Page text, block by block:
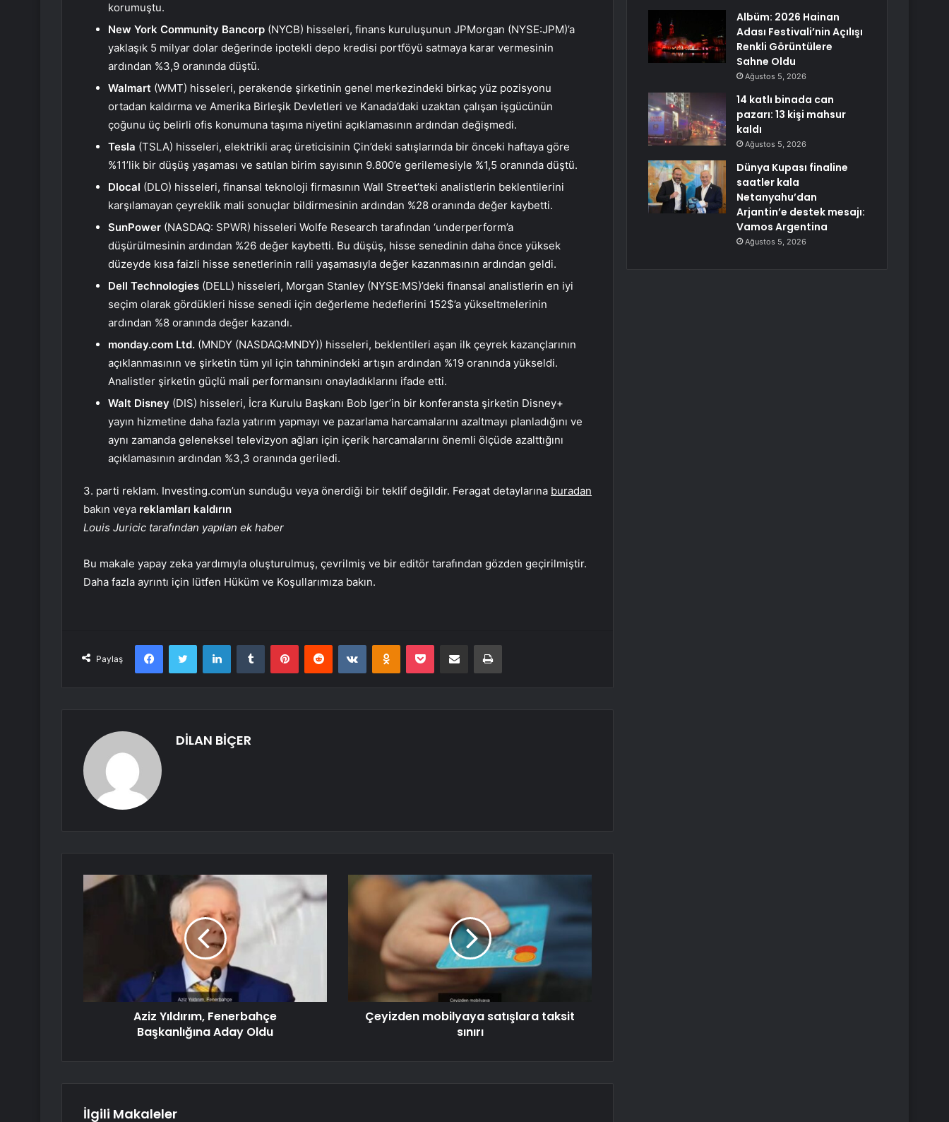
korumuştu.
New York Community Bancorp (NYCB) hisseleri, finans kuruluşunun JPMorgan (NYSE:JPM)’a
yaklaşık 5 milyar dolar değerinde ipotekli depo kredisi portföyü satmaya karar vermesinin
ardından %3,9 oranında düştü.
Walmart (WMT) hisseleri, perakende şirketinin genel merkezindeki birkaç yüz pozisyonu
ortadan kaldırma ve Amerika Birleşik Devletleri ve Kanada’daki uzaktan çalışan işgücünün
çoğunu üç belirli ofis konumuna taşıma niyetini açıklamasının ardından değişmedi.
Tesla (TSLA) hisseleri, elektrikli araç üreticisinin Çin’deki satışlarında bir önceki haftaya göre
%11’lik bir düşüş yaşaması ve satılan birim sayısının 9.800’e gerilemesiyle %1,5 oranında düştü.
Dlocal (DLO) hisseleri, finansal teknoloji firmasının Wall Street’teki analistlerin beklentilerini
karşılamayan çeyreklik mali sonuçlar bildirmesinin ardından %28 oranında değer kaybetti.
SunPower (NASDAQ: SPWR) hisseleri Wolfe Research tarafından ‘underperform’a
düşürülmesinin ardından %26 değer kaybetti. Bu düşüş, hisse senedinin daha önce yüksek
düzeyde kısa faizli hisse senetlerinin ralli yaşamasıyla değer kazanmasının ardından geldi.
Dell Technologies (DELL) hisseleri, Morgan Stanley (NYSE:MS)’deki finansal analistlerin en iyi
seçim olarak gördükleri hisse senedi için değerleme hedeflerini 152$’a yükseltmelerinin
ardından %8 oranında değer kazandı.
monday.com Ltd. (MNDY (NASDAQ:MNDY)) hisseleri, beklentileri aşan ilk çeyrek kazançlarının
açıklanmasının ve şirketin tüm yıl için tahminindeki artışın ardından %19 oranında yükseldi.
Analistler şirketin güçlü mali performansını onayladıklarını ifade etti.
Walt Disney (DIS) hisseleri, İcra Kurulu Başkanı Bob Iger’in bir konferansta şirketin Disney+
yayın hizmetine daha fazla yatırım yapmayı ve pazarlama harcamalarını azaltmayı planladığını ve
aynı zamanda geleneksel televizyon ağları için içerik harcamalarını önemli ölçüde azalttığını
açıklamasının ardından %3,3 oranında geriledi.
3. parti reklam. Investing.com’un sunduğu veya önerdiği bir teklif değildir. Feragat detaylarına buradan
bakın veya reklamları kaldırın
Louis Juricic tarafından yapılan ek haber
Bu makale yapay zeka yardımıyla oluşturulmuş, çevrilmiş ve bir editör tarafından gözden geçirilmiştir.
Daha fazla ayrıntı için lütfen Hüküm ve Koşullarımıza bakın.
Paylaş
FacebookTwitter LinkedInTumblr PinterestReddit VKontakteOdnoklassniki
Pocket E-Posta ile paylaş Yazdır
DİLAN BİÇER
Aziz Yıldırım, Fenerbahçe
Başkanlığına Aday Oldu
Çeyizden mobilyaya satışlara taksit
sınırı
İlgili Makaleler
Albüm: 2026 Hainan
Adası Festivali’nin Açılışı
Renkli Görüntülere
Sahne Oldu
Ağustos 5, 2026
14 katlı binada can
pazarı: 13 kişi mahsur
kaldı
Ağustos 5, 2026
Dünya Kupası finaline
saatler kala
Netanyahu’dan
Arjantin’e destek mesajı:
Vamos Argentina
Ağustos 5, 2026